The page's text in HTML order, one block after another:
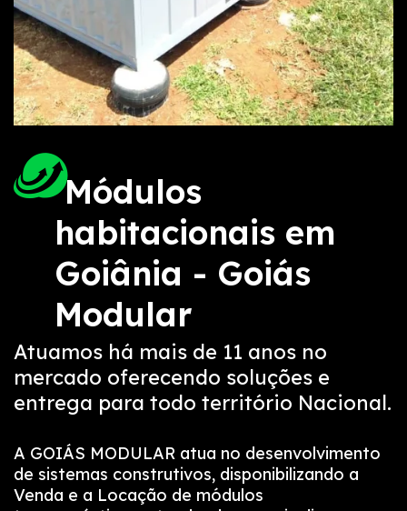
Módulos
habitacionais em
Goiânia - Goiás
Modular
Atuamos há mais de 11 anos no
mercado oferecendo soluções e
entrega para todo território Nacional.
A GOIÁS MODULAR atua no desenvolvimento
de sistemas construtivos, disponibilizando a
Venda e a Locação de módulos